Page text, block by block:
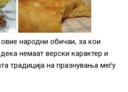
народни обичаи, за кои
немаат верски карактер и
традиција на празнувања меѓу